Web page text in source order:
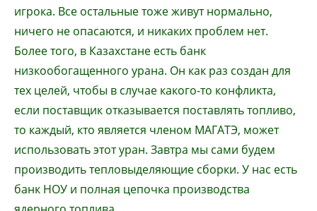
игрока. Все остальные тоже живут нормально,
ничего не опасаются, и никаких проблем нет.
Более того, в Казахстане есть банк
низкообогащенного урана. Он как раз создан для
тех целей, чтобы в случае какого-то конфликта,
если поставщик отказывается поставлять топливо,
то каждый, кто является членом МАГАТЭ, может
использовать этот уран. Завтра мы сами будем
производить тепловыделяющие сборки. У нас есть
банк НОУ и полная цепочка производства